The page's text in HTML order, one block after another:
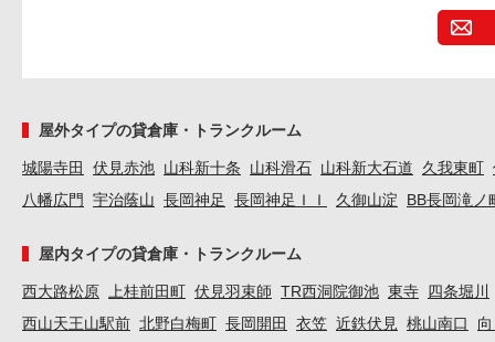
屋外タイプの貸倉庫・トランクルーム
城陽寺田 伏見赤池 山科新十条 山科滑石 山科新大石道 久我東町
八幡広門
宇治蔭山 長岡神足 長岡神足ＩＩ 久御山淀 BB長岡滝ノ
屋内タイプの貸倉庫・トランクルーム
西大路松原 上桂前田町 伏見羽束師 TR西洞院御池 東寺 四条堀川
西山天王山駅前 北野白梅町 長岡開田 衣笠 近鉄伏見 桃山南口